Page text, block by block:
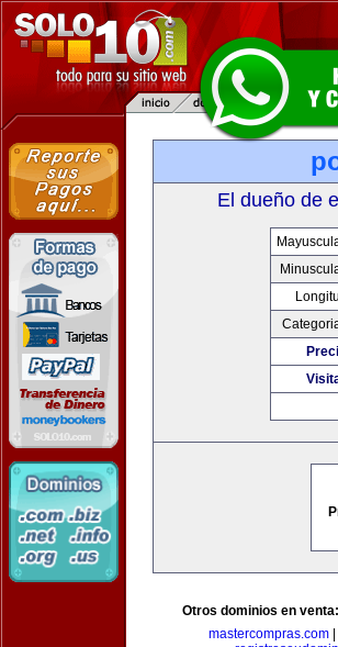
El dueño de
Otros dominios en venta:
mastercompras.com